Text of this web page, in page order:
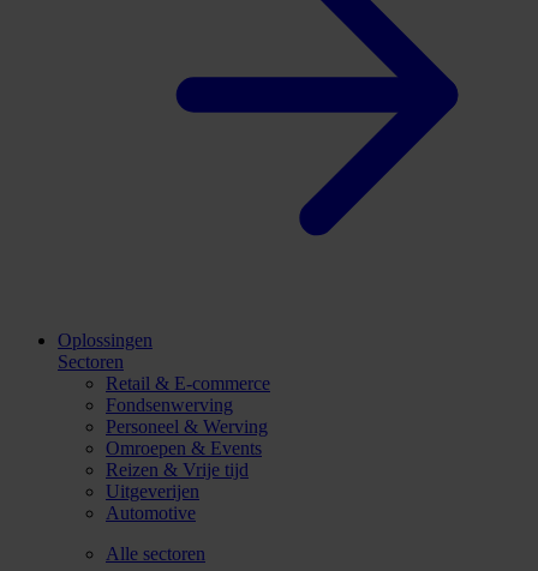
Oplossingen
Sectoren
Retail & E-commerce
Fondsenwerving
Personeel & Werving
Omroepen & Events
Reizen & Vrije tijd
Uitgeverijen
Automotive
Alle sectoren